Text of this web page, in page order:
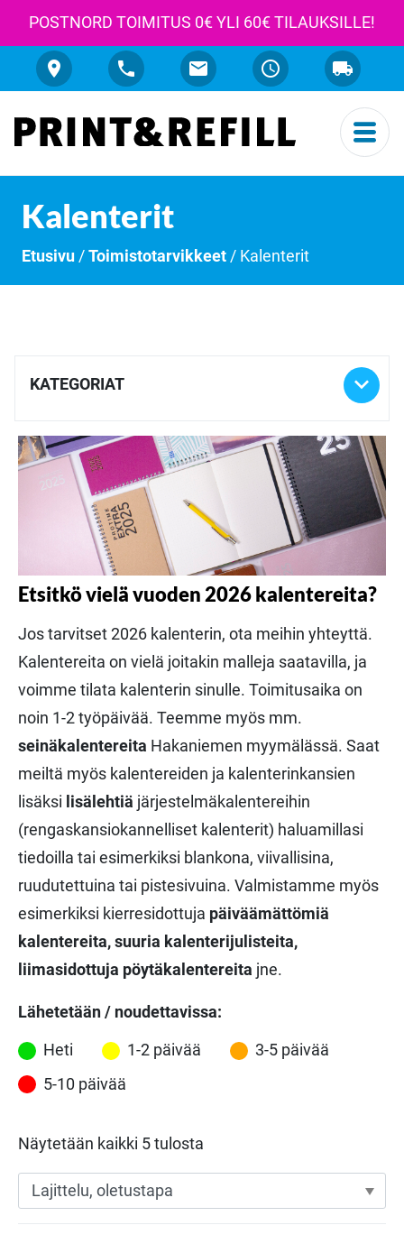
POSTNORD TOIMITUS 0€ YLI 60€ TILAUKSILLE!
Kalenterit
Etusivu / Toimistotarvikkeet / Kalenterit
KATEGORIAT 
Etsitkö vielä vuoden 2026 kalentereita?
Jos tarvitset 2026 kalenterin, ota meihin yhteyttä.
Kalentereita on vielä joitakin malleja saatavilla, ja
voimme tilata kalenterin sinulle. Toimitusaika on
noin 1-2 työpäivää. Teemme myös mm.
seinäkalentereita Hakaniemen myymälässä. Saat
meiltä myös kalentereiden ja kalenterinkansien
lisäksi lisälehtiä järjestelmäkalentereihin
(rengaskansiokannelliset kalenterit) haluamillasi
tiedoilla tai esimerkiksi blankona, viivallisina,
ruudutettuina tai pistesivuina. Valmistamme myös
esimerkiksi kierresidottuja päiväämättömiä
kalentereita, suuria kalenterijulisteita,
liimasidottuja pöytäkalentereita jne.
Lähetetään / noudettavissa:
Heti 1-2 päivää
3-5 päivää
5-10 päivää
Näytetään kaikki 5 tulosta